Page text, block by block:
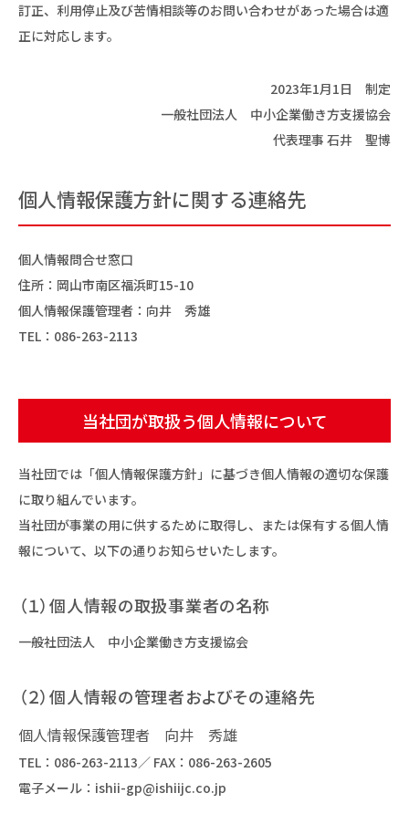
訂正、利用停止及び苦情相談等のお問い合わせがあった場合は適
正に対応します。
2023年1月1日 制定
一般社団法人 中小企業働き方支援協会
代表理事 石井 聖博
個人情報保護方針に関する連絡先
個人情報問合せ窓口
住所：岡山市南区福浜町15-10
個人情報保護管理者：向井 秀雄
TEL： 086-263-2113
当社団が取扱う個人情報について
当社団では「個人情報保護方針」に基づき個人情報の適切な保護
に取り組んでいます。
当社団が事業の用に供するために取得し、または保有する個人情
報について、以下の通りお知らせいたします。
（１）個人情報の取扱事業者の名称
一般社団法人 中小企業働き方支援協会
（２）個人情報の管理者およびその連絡先
個人情報保護管理者 向井 秀雄
TEL： 086-263-2113／ FAX：086-263-2605
電子メール： ishii-gp@ishiijc.co.jp